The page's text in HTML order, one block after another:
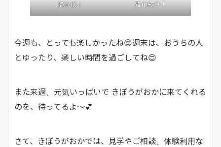
掃除機！ 雑巾絞り！
今週も、とっても楽しかったね😌週末は、おうちの人
とゆったり、楽しい時間を過ごしてね😊
また来週、元気いっぱいで きぼうがおかに来てくれる
のを、待ってるよ～💕
さて、きぼうがおかでは、見学やご相談、体験利用な